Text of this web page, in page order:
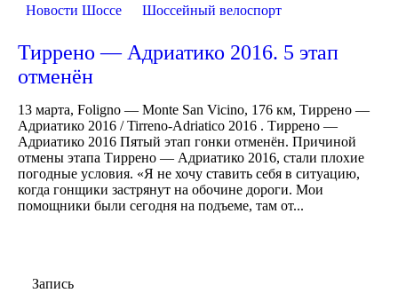
Новости Шоссе
Шоссейный велоспорт
Тиррено — Адриатико 2016. 5 этап
отменён
13 марта, Foligno — Monte San Vicino, 176 км, Тиррено —
Адриатико 2016 / Tirreno-Adriatico 2016 . Тиррено —
Адриатико 2016 Пятый этап гонки отменён. Причиной
отмены этапа Тиррено — Адриатико 2016, стали плохие
погодные условия. «Я не хочу ставить себя в ситуацию,
когда гонщики застрянут на обочине дороги. Мои
помощники были сегодня на подъеме, там от...
Запись